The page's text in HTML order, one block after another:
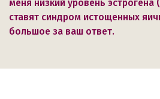
меня низкий уровень эстрогена
ставят синдром истощенных
большое за ваш ответ.